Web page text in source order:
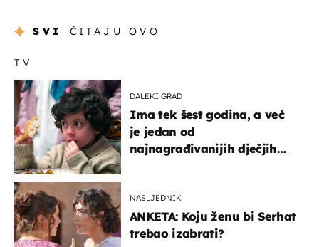
SVI ČITAJU OVO
TV
DALEKI GRAD
Ima tek šest godina, a već
je jedan od
najnagrađivanijih dječjih
NASLJEDNIK
ANKETA: Koju ženu bi Serhat
trebao izabrati?